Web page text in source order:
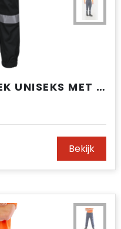
UNISEKS CARGOBROEK UNISEKS MET ELASTISCHE BOORD EN REFLECTERENDE STROOK
Bekijk